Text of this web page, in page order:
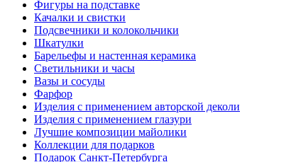
Фигуры на подставке
Качалки и свистки
Подсвечники и колокольчики
Шкатулки
Барельефы и настенная керамика
Светильники и часы
Вазы и сосуды
Фарфор
Изделия с применением авторской деколи
Изделия с применением глазури
Лучшие композиции майолики
Коллекции для подарков
Подарок Санкт-Петербурга